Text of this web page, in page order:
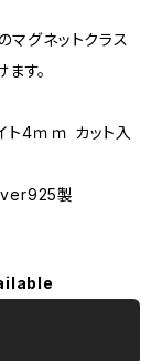
マグネットクラス
す。
4ｍｍ カット入
製